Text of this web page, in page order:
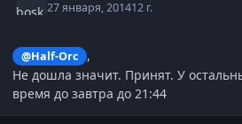
27 января, 201412 г.
@Half-Orc
,
Не дошла значит. Принят. У
время до завтра до 21:44